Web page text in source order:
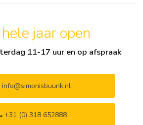
jaar open
11-17 uur en op afspraak
info@simonisbuunk.nl
+31 (0) 318 652888